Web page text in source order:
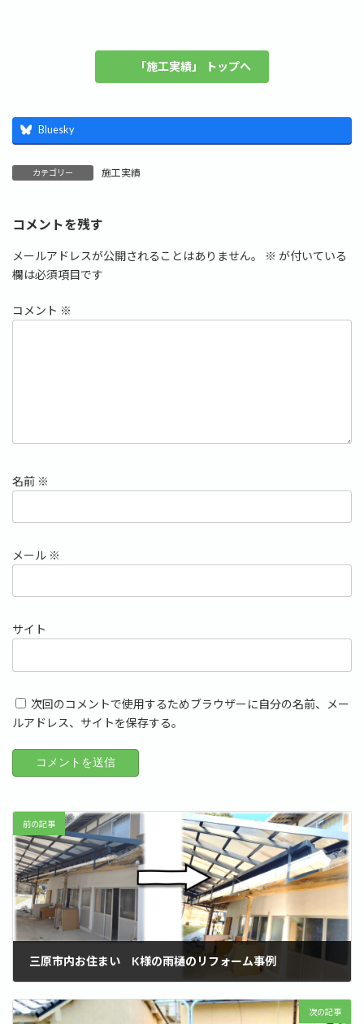
「施工実績」 トップへ
Bluesky
カテゴリー 施工実績
コメントを残す
メールアドレスが公開されることはありません。 ※ が付いている
欄は必須項目です
コメント ※
名前 ※
メール ※
サイト
次回のコメントで使用するためブラウザーに自分の名前、メー
ルアドレス、サイトを保存する。
前の記事
三原市内お住まい K様の雨樋のリフォーム事例
次の記事